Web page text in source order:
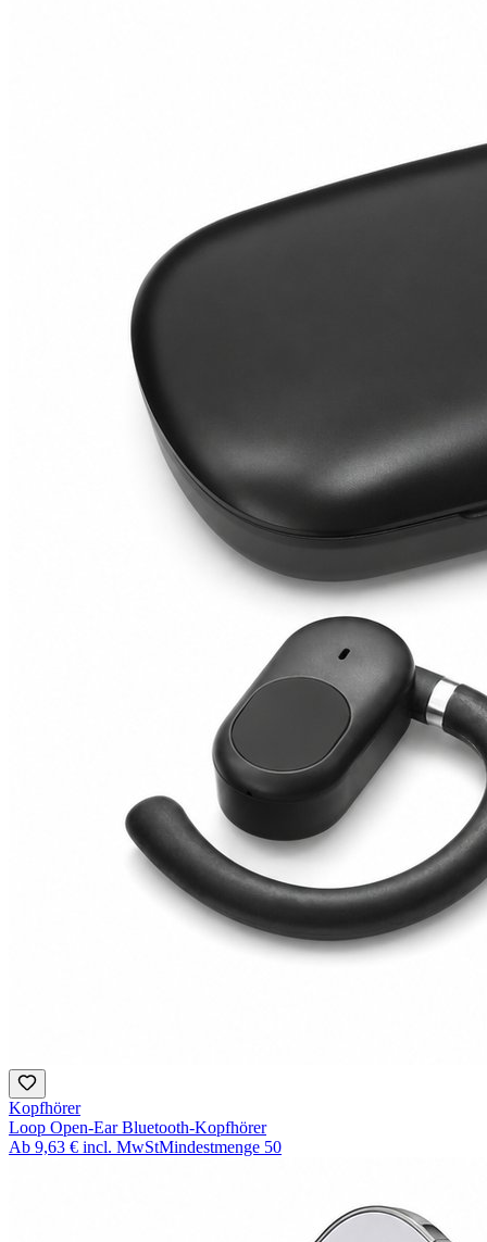
Kopfhörer
Loop Open-Ear Bluetooth-Kopfhörer
Ab 9,63 € incl. MwStMindestmenge 50